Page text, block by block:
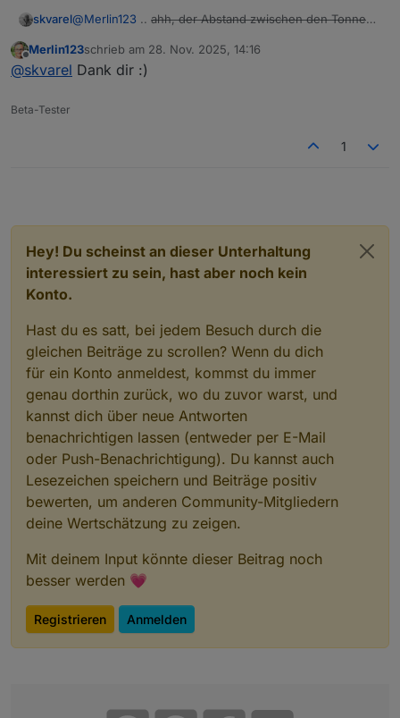
skvarel@Merlin123 .. ahh, der Abstand zwischen den Tonnen
Ich schaue mal, ob ich das ändern kann: 'Wenn kein
Datum, dann entferne Leerzeile'
Offline
Merlin123schrieb am 28. Nov. 2025, 14:16
zuletzt editiert von
@skvarel Dank dir :)
Beta-Tester
1
Hey! Du scheinst an dieser Unterhaltung
interessiert zu sein, hast aber noch kein
Konto.
Hast du es satt, bei jedem Besuch durch die
gleichen Beiträge zu scrollen? Wenn du dich
für ein Konto anmeldest, kommst du immer
genau dorthin zurück, wo du zuvor warst, und
kannst dich über neue Antworten
benachrichtigen lassen (entweder per E-Mail
oder Push-Benachrichtigung). Du kannst auch
Lesezeichen speichern und Beiträge positiv
bewerten, um anderen Community-Mitgliedern
deine Wertschätzung zu zeigen.
Mit deinem Input könnte dieser Beitrag noch
besser werden 💗
Registrieren Anmelden